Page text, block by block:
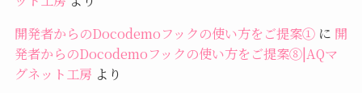
開発者からのDocodemoフックの使い方をご提案①に 開
発者からのDocodemoフックの使い方をご提案⑧|AQマ
グネット工房 より